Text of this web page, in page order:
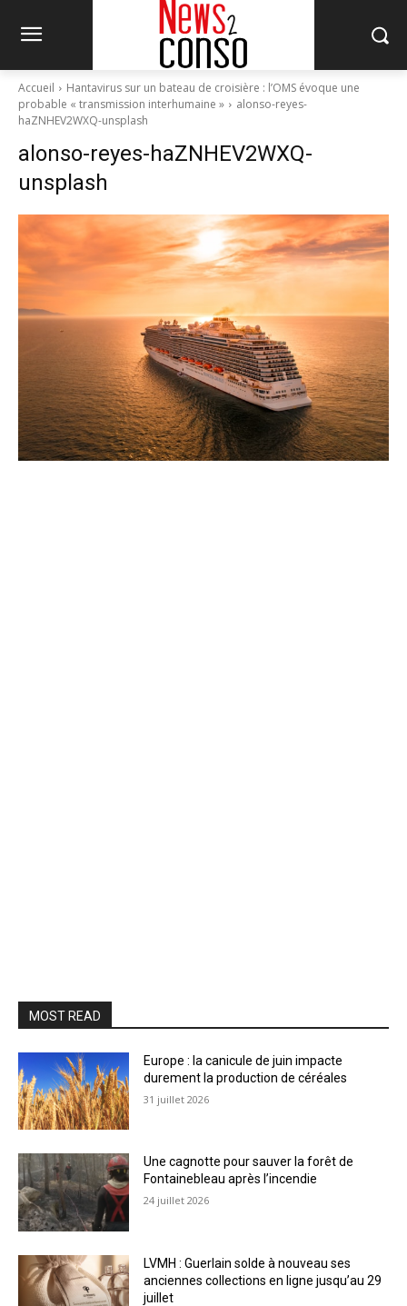
Accueil
Hantavirus sur un bateau de croisière : l’OMS évoque une
probable « transmission interhumaine »
alonso-reyes-
haZNHEV2WXQ-unsplash
alonso-reyes-haZNHEV2WXQ-
unsplash
MOST READ
Europe : la canicule de juin impacte
durement la production de céréales
31 juillet 2026
Une cagnotte pour sauver la forêt de
Fontainebleau après l’incendie
24 juillet 2026
LVMH : Guerlain solde à nouveau ses
anciennes collections en ligne jusqu’au 29
juillet